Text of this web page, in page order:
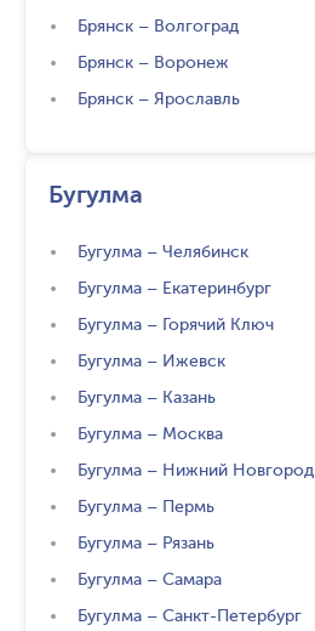
Брянск – Волгоград
Брянск – Воронеж
Брянск – Ярославль
Бугулма
Бугулма – Челябинск
Бугулма – Екатеринбург
Бугулма – Горячий Ключ
Бугулма – Ижевск
Бугулма – Казань
Бугулма – Москва
Бугулма – Нижний Новгород
Бугулма – Пермь
Бугулма – Рязань
Бугулма – Самара
Бугулма – Санкт-Петербург